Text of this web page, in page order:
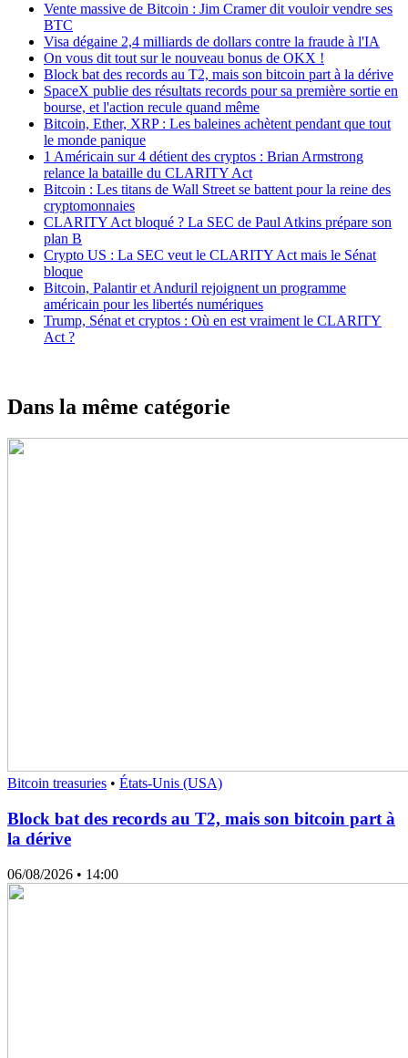
Vente massive de Bitcoin : Jim Cramer dit vouloir vendre ses
BTC
Visa dégaine 2,4 milliards de dollars contre la fraude à l'IA
On vous dit tout sur le nouveau bonus de OKX !
Block bat des records au T2, mais son bitcoin part à la dérive
SpaceX publie des résultats records pour sa première sortie en
bourse, et l'action recule quand même
Bitcoin, Ether, XRP : Les baleines achètent pendant que tout
le monde panique
1 Américain sur 4 détient des cryptos : Brian Armstrong
relance la bataille du CLARITY Act
Bitcoin : Les titans de Wall Street se battent pour la reine des
cryptomonnaies
CLARITY Act bloqué ? La SEC de Paul Atkins prépare son
plan B
Crypto US : La SEC veut le CLARITY Act mais le Sénat
bloque
Bitcoin, Palantir et Anduril rejoignent un programme
américain pour les libertés numériques
Trump, Sénat et cryptos : Où en est vraiment le CLARITY
Act ?
Dans la même catégorie
Bitcoin treasuries • États-Unis (USA)
Block bat des records au T2, mais son bitcoin part à
la dérive
06/08/2026 • 14:00